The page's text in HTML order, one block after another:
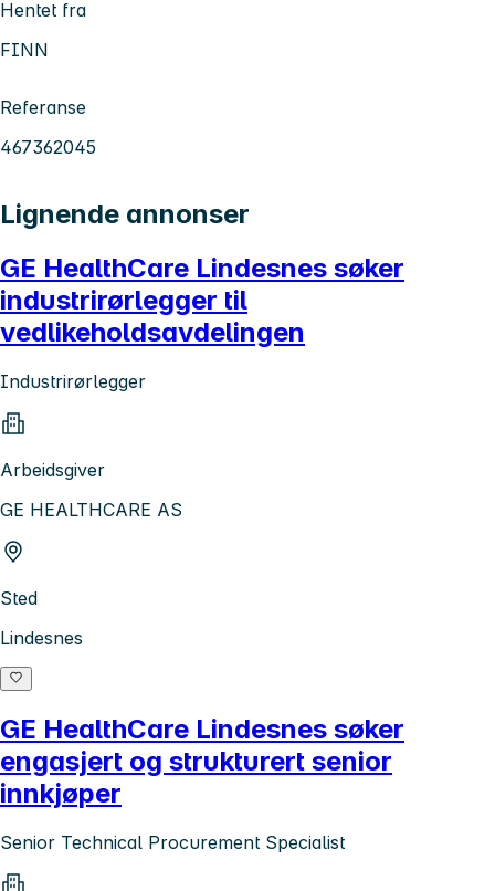
Hentet fra
FINN
Referanse
467362045
Lignende annonser
GE HealthCare Lindesnes søker
industrirørlegger til
vedlikeholdsavdelingen
Industrirørlegger
Arbeidsgiver
GE HEALTHCARE AS
Sted
Lindesnes
GE HealthCare Lindesnes søker
engasjert og strukturert senior
innkjøper
Senior Technical Procurement Specialist